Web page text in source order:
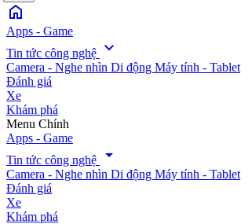
home
Apps - Game
Tin tức công nghệ expand_more
Camera - Nghe nhìn Di động Máy tính - Tablet
Đánh giá
Xe
Khám phá
search
Menu Chính
Apps - Game
Tin tức công nghệ
arrow_drop_down
Camera - Nghe nhìn Di động Máy tính - Tablet
Đánh giá
Xe
Khám phá